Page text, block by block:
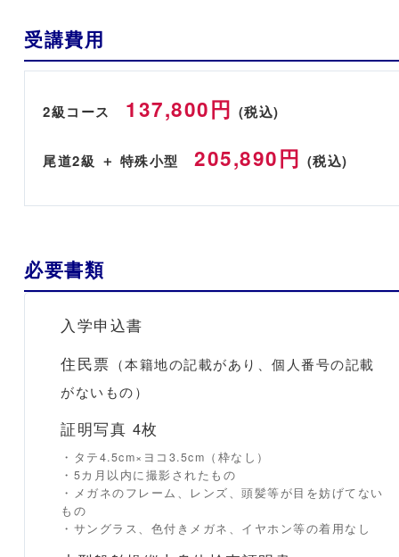
受講費用
2級コース 137,800円 (税込)
尾道2級 ＋ 特殊小型 205,890円 (税込)
必要書類
入学申込書
住民票 （本籍地の記載があり、個人番号の記載
がないもの）
証明写真 4枚
・タテ4.5cm×ヨコ3.5cm（枠なし）
・5カ月以内に撮影されたもの
・メガネのフレーム、レンズ、頭髪等が目を妨げてない
もの
・サングラス、色付きメガネ、イヤホン等の着用なし